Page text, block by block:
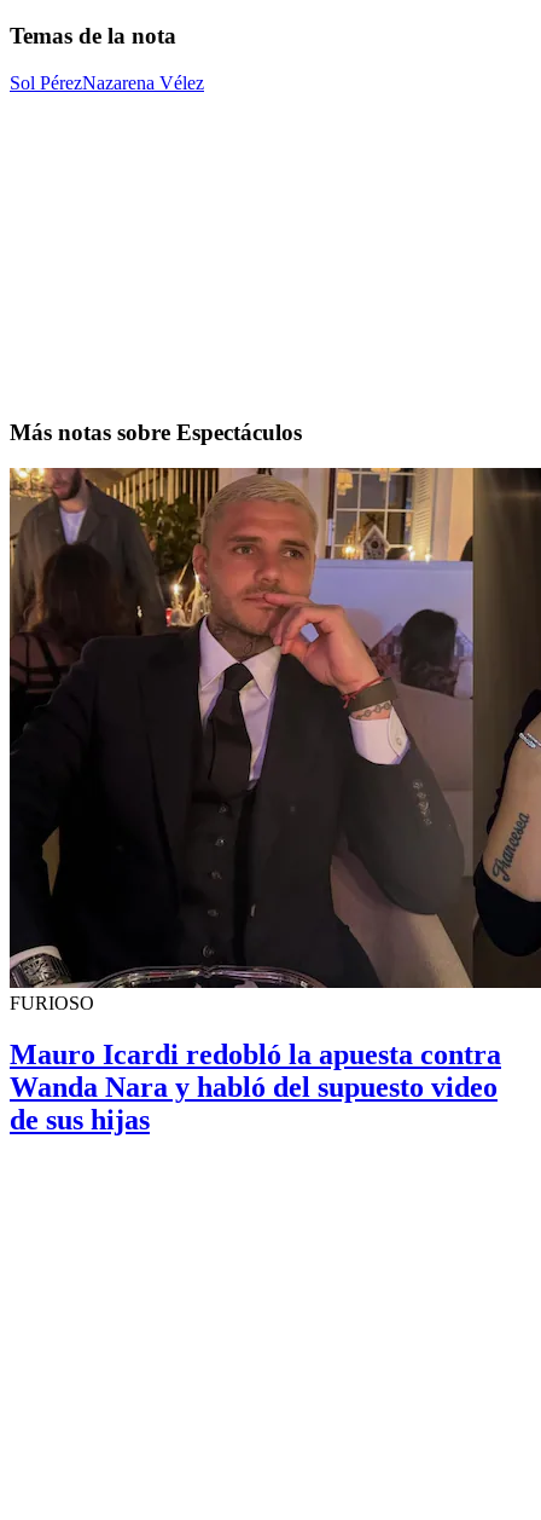
Temas de la nota
Sol PérezNazarena Vélez
Más notas sobre Espectáculos
FURIOSO
Mauro Icardi redobló la apuesta contra
Wanda Nara y habló del supuesto video
de sus hijas